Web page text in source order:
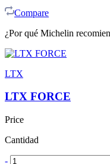
Compare
¿Por qué Michelin
LTX
LTX FORCE
Price
Cantidad
-